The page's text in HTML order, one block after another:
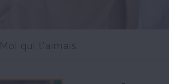
Moi qui t'aimais